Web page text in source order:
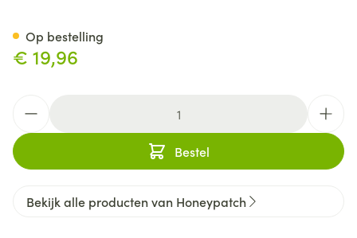
€ 19,96
Bestel
Op bestelling
Bekijk alle producten van Honeypatch